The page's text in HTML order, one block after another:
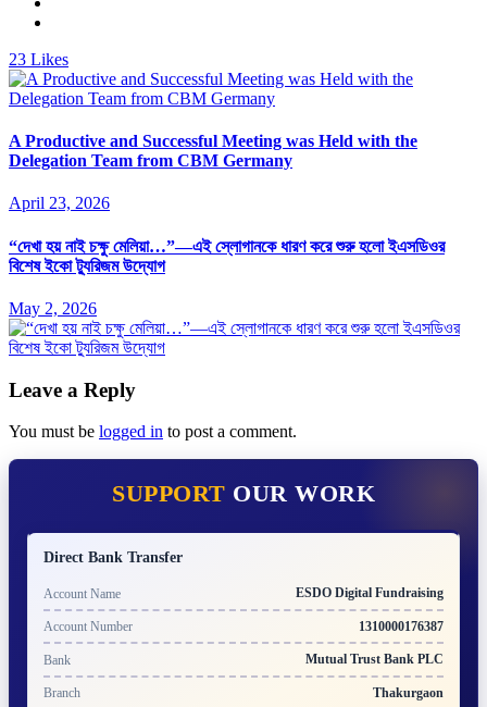
23 Likes
A Productive and Successful Meeting was Held with the
Delegation Team from CBM Germany
April 23, 2026
“দেখা হয় নাই চক্ষু মেলিয়া…”—এই স্লোগানকে ধারণ করে শুরু হলো ইএসডিওর
বিশেষ ইকো ট্যুরিজম উদ্যোগ
May 2, 2026
Leave a Reply
You must be logged in to post a comment.
SUPPORT OUR WORK
Direct Bank Transfer
Account Name ESDO Digital Fundraising
Account Number 1310000176387
Bank Mutual Trust Bank PLC
Branch Thakurgaon